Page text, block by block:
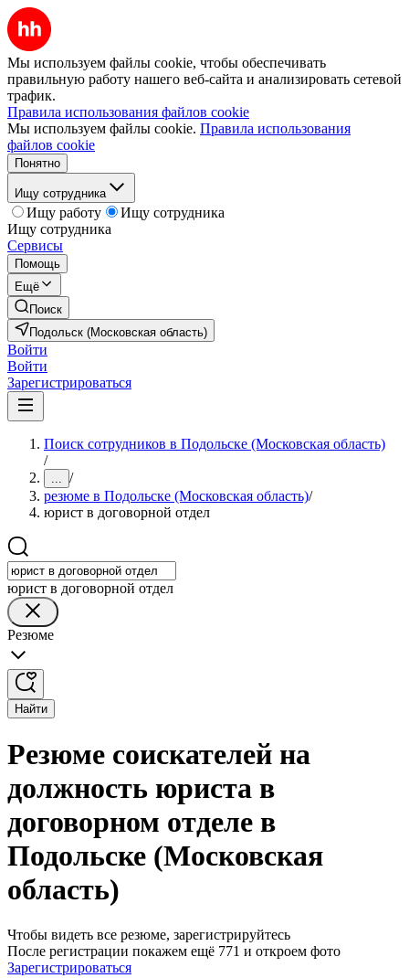
Мы используем файлы cookie, чтобы обеспечивать
правильную работу нашего веб-сайта и анализировать сетевой
трафик.
Правила использования файлов cookie
Мы используем файлы cookie. Правила использования
файлов cookie
Понятно
Ищу сотрудника
Ищу работу
Ищу сотрудника
Ищу сотрудника
Сервисы
Помощь
Ещё
Поиск
Подольск (Московская область)
Войти
Войти
Зарегистрироваться
Поиск сотрудников в Подольске (Московская область)
/
... /
резюме в Подольске (Московская область)/
юрист в договорной отдел
юрист в договорной отдел
Резюме
Найти
Резюме соискателей на
должность юриста в
договорном отделе в
Подольске (Московская
область)
Чтобы видеть все резюме, зарегистрируйтесь
После регистрации покажем ещё 771 и откроем фото
Зарегистрироваться